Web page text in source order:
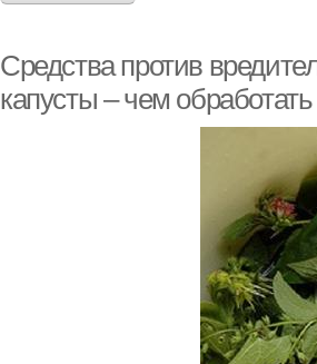
Средства против
капусты – чем